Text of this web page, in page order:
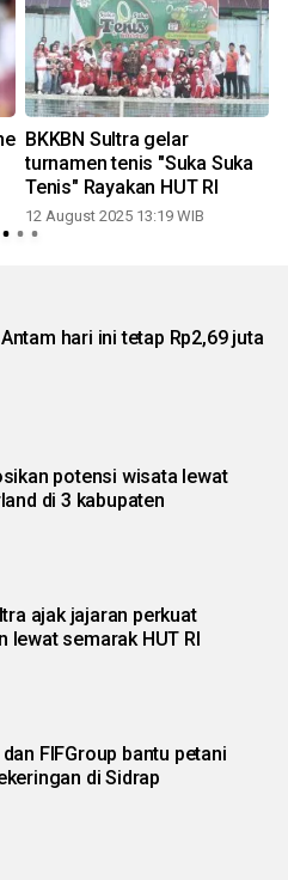
BKKBN Sultra gelar
turnamen tenis "Suka Suka
Tenis" Rayakan HUT RI
12 August 2025 13:19 WIB
hari ini tetap Rp2,69 juta
potensi wisata lewat
di 3 kabupaten
ajak jajaran perkuat
lewat semarak HUT RI
FIFGroup bantu petani
di Sidrap